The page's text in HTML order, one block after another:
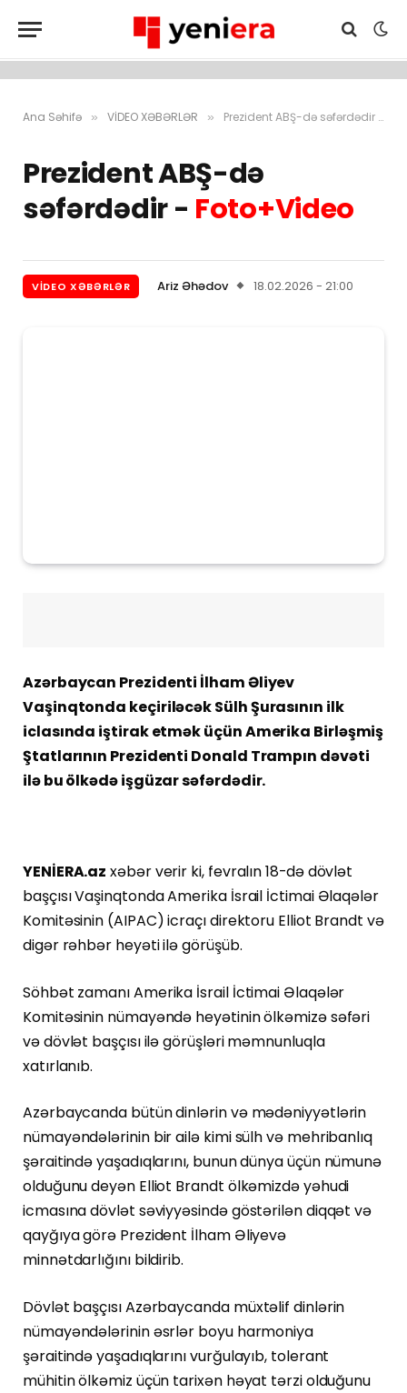
Ana Səhifə » VİDEO XƏBƏRLƏR » Prezident ABŞ-də səfərdədir – Foto+Video
Prezident ABŞ-də
səfərdədir - Foto+Video
VİDEO XƏBƏRLƏR Ariz Əhədov 18.02.2026 - 21:00
Azərbaycan Prezidenti İlham Əliyev
Vaşinqtonda keçiriləcək Sülh Şurasının ilk
iclasında iştirak etmək üçün Amerika Birləşmiş
Ştatlarının Prezidenti Donald Trampın dəvəti
ilə bu ölkədə işgüzar səfərdədir.
YENİERA.az xəbər verir ki, fevralın 18-də dövlət
başçısı Vaşinqtonda Amerika İsrail İctimai Əlaqələr
Komitəsinin (AIPAC) icraçı direktoru Elliot Brandt və
digər rəhbər heyəti ilə görüşüb.
Söhbət zamanı Amerika İsrail İctimai Əlaqələr
Komitəsinin nümayəndə heyətinin ölkəmizə səfəri
və dövlət başçısı ilə görüşləri məmnunluqla
xatırlanıb.
Azərbaycanda bütün dinlərin və mədəniyyətlərin
nümayəndələrinin bir ailə kimi sülh və mehribanlıq
şəraitində yaşadıqlarını, bunun dünya üçün nümunə
olduğunu deyən Elliot Brandt ölkəmizdə yəhudi
icmasına dövlət səviyyəsində göstərilən diqqət və
qayğıya görə Prezident İlham Əliyevə
minnətdarlığını bildirib.
Dövlət başçısı Azərbaycanda müxtəlif dinlərin
nümayəndələrinin əsrlər boyu harmoniya
şəraitində yaşadıqlarını vurğulayıb, tolerant
mühitin ölkəmiz üçün tarixən həyat tərzi olduğunu